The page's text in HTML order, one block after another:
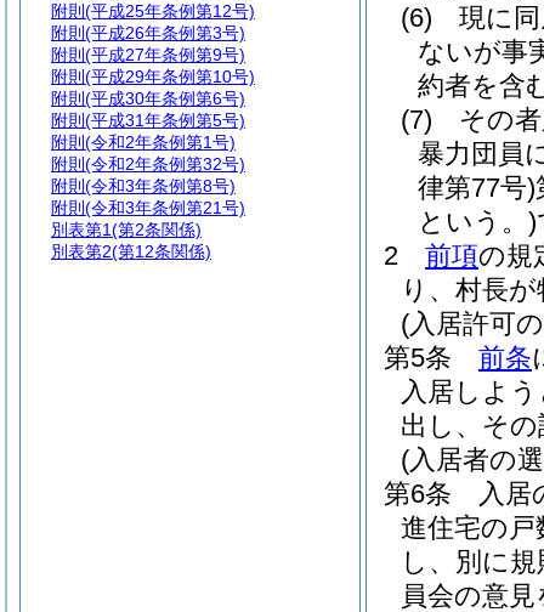
(6)
現に
ないが事
約者を含
(7)
その
暴力団員
律第77号)
という。)
2
前項の規
り、村長
(入居許可
第5条
前条
入居しよ
出し、そ
(入居者の
第6条
入居
進住宅の
し、別に
員会の意
附則 (平成25年条例第12号)
附則 (平成26年条例第3号)
附則 (平成27年条例第9号)
附則 (平成29年条例第10号)
附則 (平成30年条例第6号)
附則 (平成31年条例第5号)
附則 (令和2年条例第1号)
附則 (令和2年条例第32号)
附則 (令和3年条例第8号)
附則 (令和3年条例第21号)
別表第1(第2条関係)
別表第2(第12条関係)